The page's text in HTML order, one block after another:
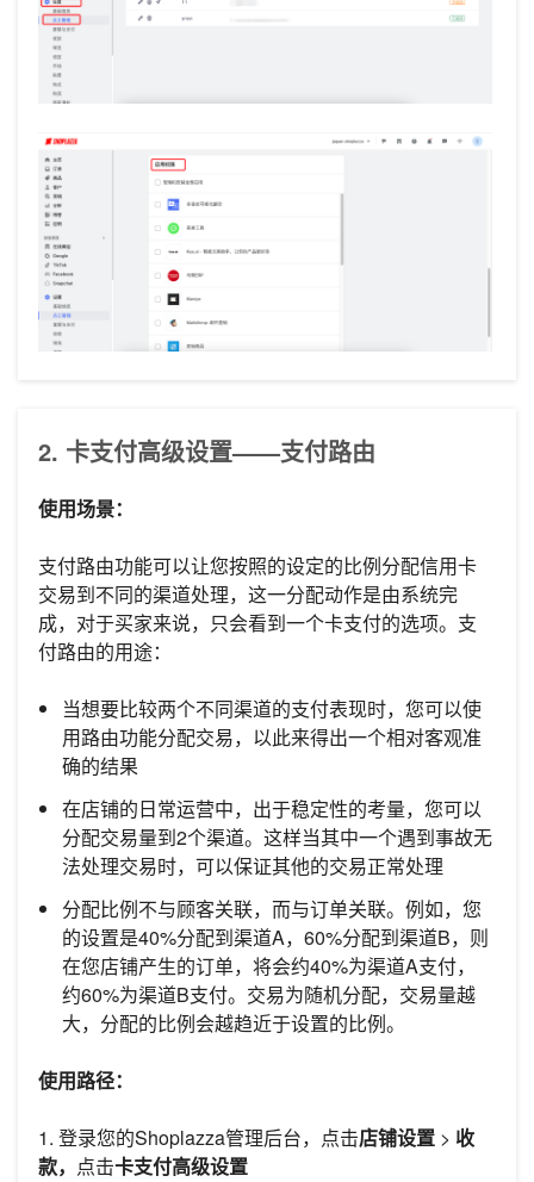
2. 卡支付高级设置——支付路由
使用场景：
支付路由功能可以让您按照的设定的比例分配信用卡
交易到不同的渠道处理，这一分配动作是由系统完
成，对于买家来说，只会看到一个卡支付的选项。支
付路由的用途：
当想要比较两个不同渠道的支付表现时，您可以使
用路由功能分配交易，以此来得出一个相对客观准
确的结果
在店铺的日常运营中，出于稳定性的考量，您可以
分配交易量到2个渠道。这样当其中一个遇到事故无
法处理交易时，可以保证其他的交易正常处理
分配比例不与顾客关联，而与订单关联。例如，您
的设置是40%分配到渠道A，60%分配到渠道B，则
在您店铺产生的订单，将会约40%为渠道A支付，
约60%为渠道B支付。交易为随机分配，交易量越
大，分配的比例会越趋近于设置的比例。
使用路径：
1. 登录您的Shoplazza管理后台，点击店铺设置 > 收
款， 点击卡支付高级设置